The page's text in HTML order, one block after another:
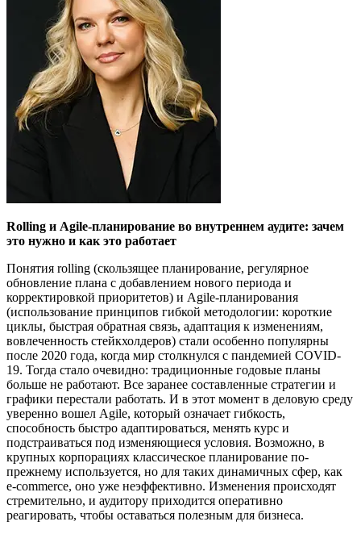
Rolling и Agile-планирование во внутреннем аудите: зачем
это нужно и как это работает
Понятия rolling (скользящее планирование, регулярное
обновление плана с добавлением нового периода и
корректировкой приоритетов) и Agile-планирования
(использование принципов гибкой методологии: короткие
циклы, быстрая обратная связь, адаптация к изменениям,
вовлеченность стейкхолдеров) стали особенно популярны
после 2020 года, когда мир столкнулся с пандемией COVID-
19. Тогда стало очевидно: традиционные годовые планы
больше не работают. Все заранее составленные стратегии и
графики перестали работать. И в этот момент в деловую среду
уверенно вошел Agile, который означает гибкость,
способность быстро адаптироваться, менять курс и
подстраиваться под изменяющиеся условия. Возможно, в
крупных корпорациях классическое планирование по-
прежнему используется, но для таких динамичных сфер, как
e-commerce, оно уже неэффективно. Изменения происходят
стремительно, и аудитору приходится оперативно
реагировать, чтобы оставаться полезным для бизнеса.